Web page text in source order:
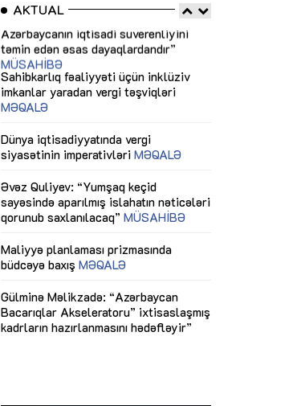
AKTUAL
Sahibkarlıq fəaliyyəti üçün inklüziv
imkanlar yaradan vergi təşviqləri
MƏQALƏ
Dünya iqtisadiyyatında vergi
siyasətinin imperativləri
Əvəz Quliyev: “Yumşaq keçid
sayəsində aparılmış islahatın nəticələri
qorunub saxlanılacaq”
MÜSAHİBƏ
Maliyyə planlaması prizmasında
büdcəyə baxışMƏQALƏ
Gülminə Məlikzadə: “Azərbaycan
Bacarıqlar Akseleratoru” ixtisaslaşmış
kadrların hazırlanmasını hədəfləyir”